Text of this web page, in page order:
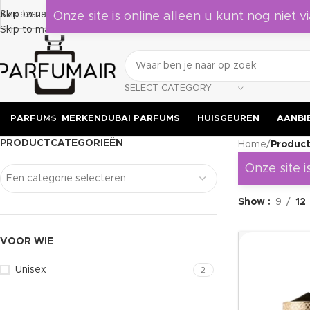
Skip to navigation
Skip to main content
KVK 92628524Laat je verrassen door deze geuren, leuk om als cadeau te geven
SELECT CATEGORY
PARFUMS MERKEN DUBAI PARFUMS HUISGEUREN
PRODUCTCATEGORIEËN
Een categorie selecteren
VOOR WIE
Unisex 2
Home/
Onze site
Show 9 12
Onze site is online alleen u kunt nog niet